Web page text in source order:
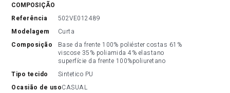
COMPOSIÇÃO
referência
502VE012489
modelagem
Curta
composição
Base da frente 100% poliéster costas 61%
viscose 35% poliamida 4% elastano
superfície da frente 100%poliuretano
tipo tecido
Sintetico PU
ocasião de usoCASUAL